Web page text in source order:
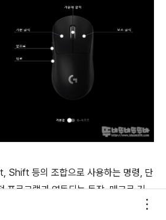
Shift 등의 조합으로 사용하는 명령, 단
프로그램과 연동되는 동작, 매크로 기
버튼에 부여할 수 있는 기능을 제공합